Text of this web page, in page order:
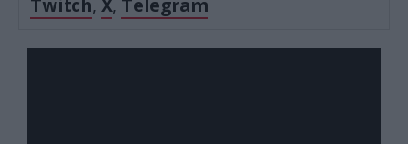
Twitch, X, Telegram